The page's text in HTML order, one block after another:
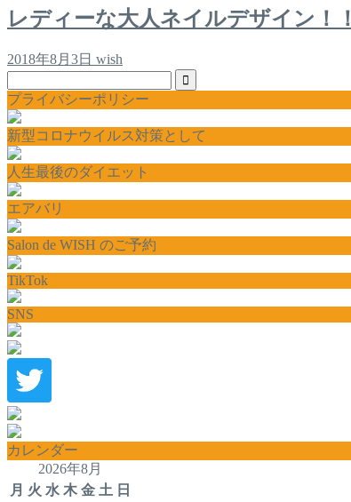
レディーな大人ネイルデザイン！！
2018年8月3日 wish
プライバシーポリシー
新型コロナウイルス対策として
人生最後のダイエット
エアバリ
Salon de WISH のご予約
TikTok
SNS
カレンダー
2026年8月
月 火 水 木 金 土 日